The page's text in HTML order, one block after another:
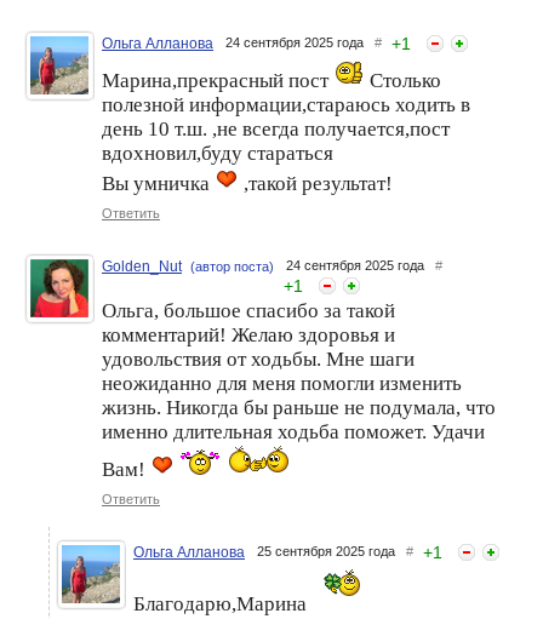
Ольга Алланова 24 сентября 2025 года # +1
Марина,прекрасный пост
Столько
полезной информации,стараюсь ходить в
день 10 т.ш. ,не всегда получается,пост
вдохновил,буду стараться
Вы умничка
,такой результат!
Ответить
Golden_Nut (автор поста) 24 сентября 2025 года #
+1
Ольга, большое спасибо за такой
комментарий! Желаю здоровья и
удовольствия от ходьбы. Мне шаги
неожиданно для меня помогли изменить
жизнь. Никогда бы раньше не подумала, что
именно длительная ходьба поможет. Удачи
Вам!
Ответить
Ольга Алланова 25 сентября 2025 года # +1
Благодарю,Марина